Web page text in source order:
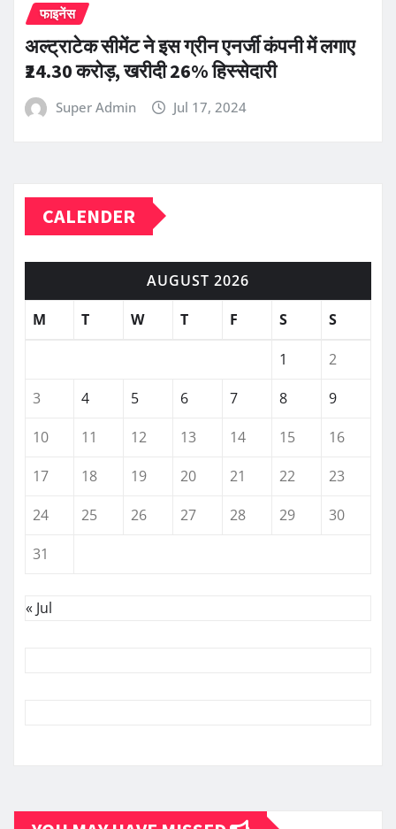
फाइनेंस
अल्ट्राटेक सीमेंट ने इस ग्रीन एनर्जी कंपनी में लगाए
₹24.30 करोड़, खरीदी 26% हिस्सेदारी
Super Admin Jul 17, 2024
CALENDER
AUGUST 2026
M
T W T F S S
1
2
3
4 5 6 7 8
9
10
11 12 13 14 15
16
17
18 19 20 21 22
23
24
25 26 27 28 29
30
31
« Jul